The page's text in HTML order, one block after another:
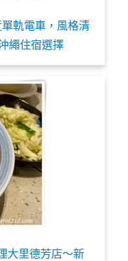
軌電車，風格清
繩住宿選擇
大里德芳店～新